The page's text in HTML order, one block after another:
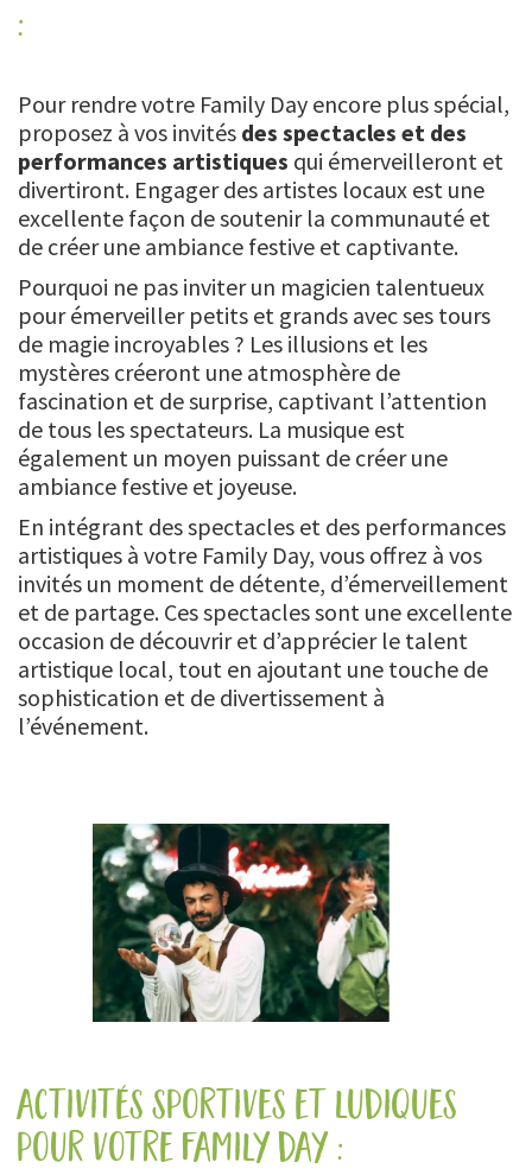
:
Pour rendre votre Family Day encore plus spécial,
proposez à vos invités des spectacles et des
performances artistiques qui émerveilleront et
divertiront. Engager des artistes locaux est une
excellente façon de soutenir la communauté et
de créer une ambiance festive et captivante.
Pourquoi ne pas inviter un magicien talentueux
pour émerveiller petits et grands avec ses tours
de magie incroyables ? Les illusions et les
mystères créeront une atmosphère de
fascination et de surprise, captivant l’attention
de tous les spectateurs. La musique est
également un moyen puissant de créer une
ambiance festive et joyeuse.
En intégrant des spectacles et des performances
artistiques à votre Family Day, vous offrez à vos
invités un moment de détente, d’émerveillement
et de partage. Ces spectacles sont une excellente
occasion de découvrir et d’apprécier le talent
artistique local, tout en ajoutant une touche de
sophistication et de divertissement à
l’événement.
activités sportives et ludiques
pour votre family day :